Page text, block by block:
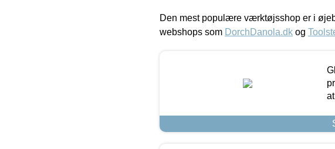
Den mest populære værktøjsshop er i
webshops som DorchDanola.dk og